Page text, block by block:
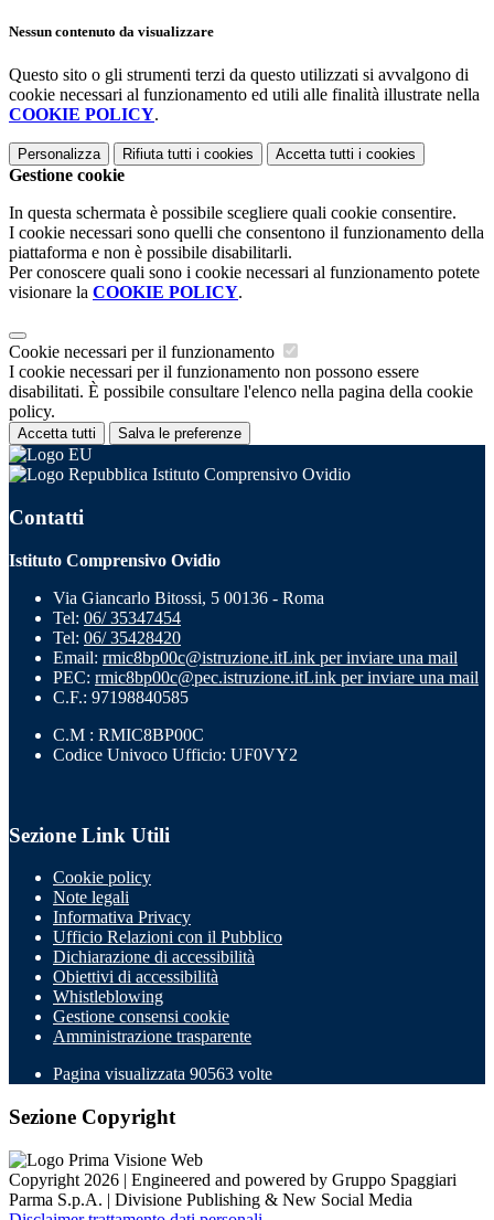
Nessun contenuto da visualizzare
Questo sito o gli strumenti terzi da questo utilizzati si avvalgono di
cookie necessari al funzionamento ed utili alle finalità illustrate nella
COOKIE POLICY.
Personalizza Rifiuta tutti i cookies Accetta tutti i cookies
Gestione cookie
In questa schermata è possibile scegliere quali cookie consentire.
I cookie necessari sono quelli che consentono il funzionamento della
piattaforma e non è possibile disabilitarli.
Per conoscere quali sono i cookie necessari al funzionamento potete
visionare la COOKIE POLICY.
Cookie necessari per il funzionamento
I cookie necessari per il funzionamento non possono essere
disabilitati. È possibile consultare l'elenco nella pagina della cookie
policy.
Accetta tutti Salva le preferenze
Istituto Comprensivo Ovidio
Contatti
Istituto Comprensivo Ovidio
Via Giancarlo Bitossi, 5 00136 - Roma
Tel: 06/ 35347454
Tel: 06/ 35428420
Email: rmic8bp00c@istruzione.itLink per inviare una mail
PEC: rmic8bp00c@pec.istruzione.itLink per inviare una mail
C.F.: 97198840585
C.M : RMIC8BP00C
Codice Univoco Ufficio: UF0VY2
Sezione Link Utili
Cookie policy
Note legali
Informativa Privacy
Ufficio Relazioni con il Pubblico
Dichiarazione di accessibilità
Obiettivi di accessibilità
Whistleblowing
Gestione consensi cookie
Amministrazione trasparente
Pagina visualizzata 90563 volte
Sezione Copyright
Copyright 2026 | Engineered and powered by Gruppo Spaggiari
Parma S.p.A. | Divisione Publishing & New Social Media